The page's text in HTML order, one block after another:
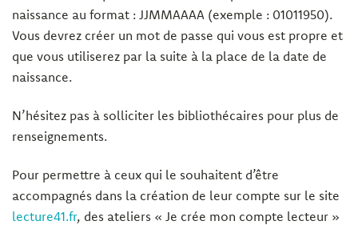
naissance au format : JJMMAAAA (exemple : 01011950).
Vous devrez créer un mot de passe qui vous est propre et
que vous utiliserez par la suite à la place de la date de
naissance.
N’hésitez pas à solliciter les bibliothécaires pour plus de
renseignements.
Pour permettre à ceux qui le souhaitent d’être
accompagnés dans la création de leur compte sur le site
lecture41.fr, des ateliers « Je crée mon compte lecteur »